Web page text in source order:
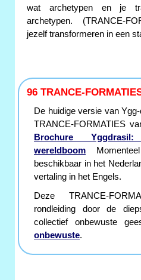
wat archetypen en je
archetypen. (TRANCE-
jezelf transformeren in een
96 TRANCE-
De huidige versie van
TRANCE-FORMATIES
Brochure
wereldboom
beschikbaar in het
vertaling in het Engels.
Deze TRANCE-
rondleiding door de
collectief onbewuste
onbewuste.